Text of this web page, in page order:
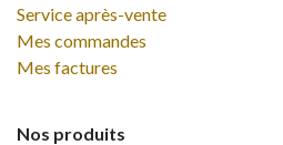
Service après-vente
Mes commandes
Mes factures
Nos produits